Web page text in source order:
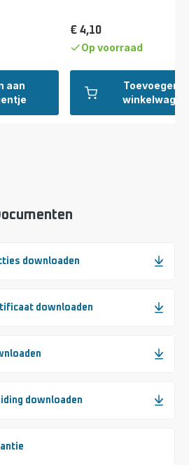
aan
Toevoegen
Prijs
€ 4,10
Op voorraad
downloaden
downloaden
downloaden